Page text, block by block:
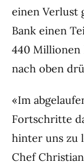
einen Verlust
Bank einen
440 Millionen
nach oben
«Im
Fortschritte
hinter uns zu
Chef